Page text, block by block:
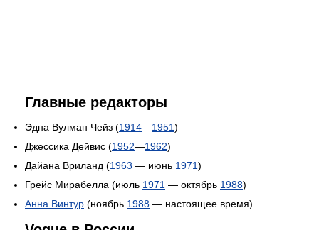
Главные редакторы
Эдна Вулман Чейз (1914—1951)
Джессика Дейвис (1952—1962)
Дайана Вриланд (1963 — июнь 1971)
Грейс Мирабелла (июль 1971 — октябрь 1988)
Анна Винтур (ноябрь 1988 — настоящее время)